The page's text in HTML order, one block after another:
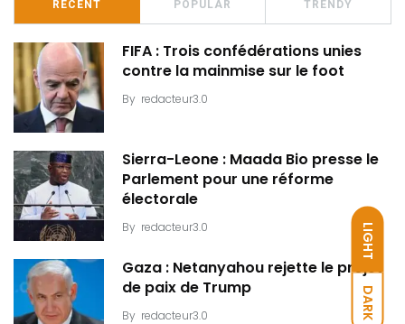
LIGHT
DARK
RECENT POPULAR TRENDY
FIFA : Trois confédérations unies
contre la mainmise sur le foot
By redacteur3.0
Sierra-Leone : Maada Bio presse le
Parlement pour une réforme
électorale
By redacteur3.0
Gaza : Netanyahou rejette le projet
de paix de Trump
By redacteur3.0